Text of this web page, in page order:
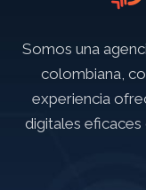
Somos una
colombiana,
experiencia
digitales eficaces